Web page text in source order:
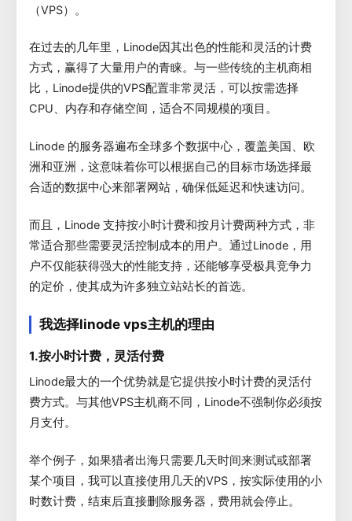
（VPS）。
在过去的几年里，Linode因其出色的性能和灵活的计费
方式，赢得了大量用户的青睐。与一些传统的主机商相
比，Linode提供的VPS配置非常灵活，可以按需选择
CPU、内存和存储空间，适合不同规模的项目。
Linode 的服务器遍布全球多个数据中心，覆盖美国、欧
洲和亚洲，这意味着你可以根据自己的目标市场选择最
合适的数据中心来部署网站，确保低延迟和快速访问。
而且，Linode 支持按小时计费和按月计费两种方式，非
常适合那些需要灵活控制成本的用户。通过Linode，用
户不仅能获得强大的性能支持，还能够享受极具竞争力
的定价，使其成为许多独立站站长的首选。
我选择linode vps主机的理由
1.按小时计费，灵活付费
Linode最大的一个优势就是它提供按小时计费的灵活付
费方式。与其他VPS主机商不同，Linode不强制你必须按
月支付。
举个例子，如果猎者出海只需要几天时间来测试或部署
某个项目，我可以直接使用几天的VPS，按实际使用的小
时数计费，结束后直接删除服务器，费用就会停止。